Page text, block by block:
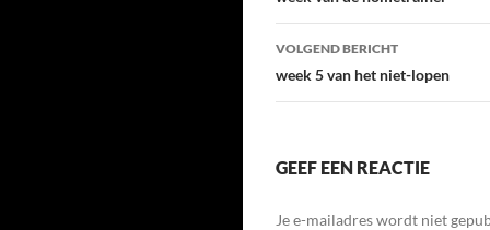
VOLGEND BERICHT
week 5 van het niet-lopen
GEEF EEN REACTIE
Je e-mailadres wordt niet